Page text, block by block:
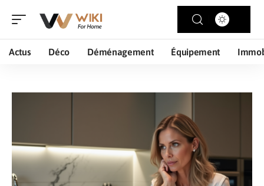
Actus Déco Déménagement Équipement